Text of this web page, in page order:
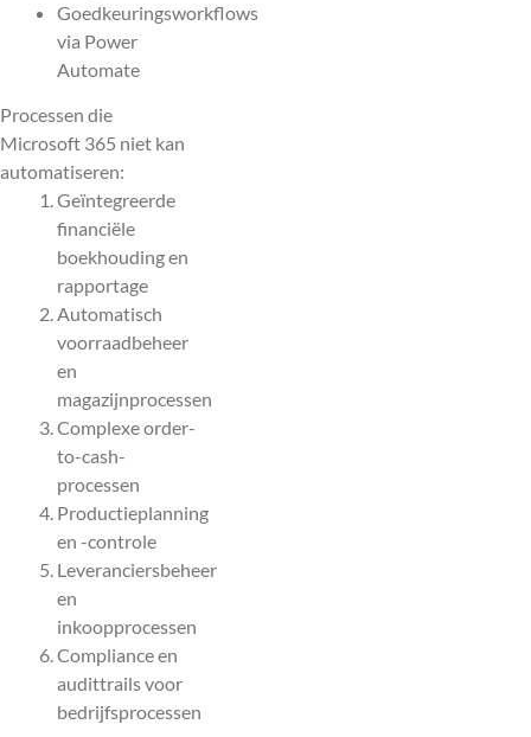
Goedkeuringsworkflows
via Power
Automate
Processen die
Microsoft 365 niet kan
automatiseren:
Geïntegreerde
financiële
boekhouding en
rapportage
Automatisch
voorraadbeheer
en
magazijnprocessen
Complexe order-
to-cash-
processen
Productieplanning
en -controle
Leveranciersbeheer
en
inkoopprocessen
Compliance en
audittrails voor
bedrijfsprocessen